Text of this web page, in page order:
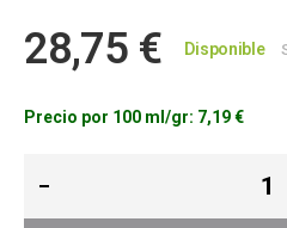
28,75 € Disponible
Precio por 100 ml/gr: 7,19 €